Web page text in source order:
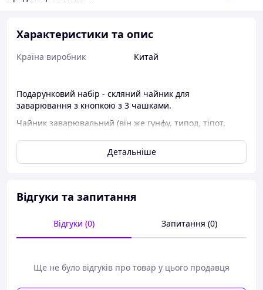
Характеристики та опис
Країна виробник Китай
Подарунковий набір - скляний чайник для
заварювання з кнопкою з 3 чашками.
Чайник заварювальний (він же гунфу, типод, тіпот,
проток. Тепер Ви можете заварювати чай правильно,
легко та швидко! Легкий, зручний, компактний!
і при цьому досить якісного заварювання чаю методом
сито та чахай.
Це скляний чайник з мобільним ситом досить складної
листя і наливається гаряча вода, а після натискання
спеціальної кнопки відкривається зливний отвір і
Детальніше
Відгуки та запитання
Відгуки (0) Запитання (0)
Ще не було відгуків про товар у цього продавця